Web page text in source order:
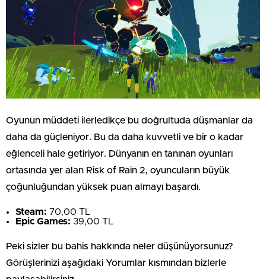
Oyunun müddeti ilerledikçe bu doğrultuda düşmanlar da
daha da güçleniyor. Bu da daha kuvvetli ve bir o kadar
eğlenceli hale getiriyor. Dünyanın en tanınan oyunları
ortasında yer alan Risk of Rain 2, oyuncuların büyük
çoğunluğundan yüksek puan almayı başardı.
Steam: 70,00 TL
Epic Games: 39,00 TL
Peki sizler bu bahis hakkında neler düşünüyorsunuz?
Görüşlerinizi aşağıdaki Yorumlar kısmından bizlerle